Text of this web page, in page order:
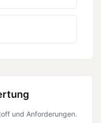
und Anforderungen.